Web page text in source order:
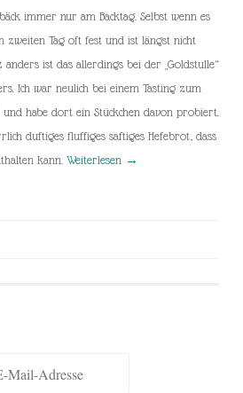
immer nur am Backtag. Selbst wenn es
zweiten Tag oft fest und ist längst nicht
ist das allerdings bei der „Goldstulle“
Ich war neulich bei einem Tasting zum
und habe dort ein Stückchen davon probiert.
duftiges fluffiges saftiges Hefebrot, dass
kann. Weiterlesen →